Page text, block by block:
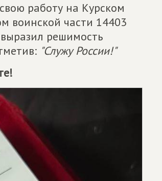
работу на Курском
воинской части 14403
решимость
"Служу России!"